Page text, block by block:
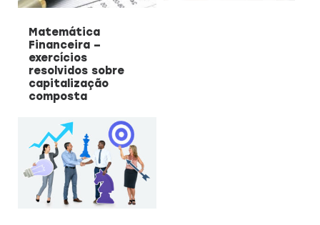
Matemática
Financeira –
exercícios
resolvidos sobre
capitalização
composta